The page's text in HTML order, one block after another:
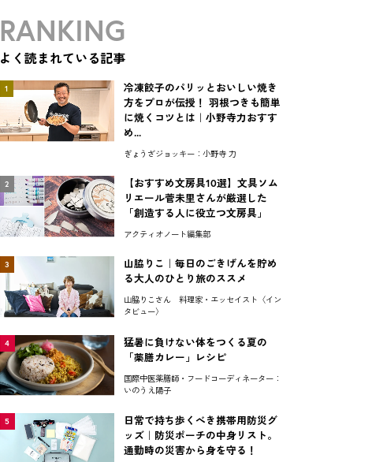
RANKING
よく読まれている記事
1
冷凍餃子のパリッとおいしい焼き
方をプロが伝授！ 羽根つきも簡単
に焼くコツとは｜小野寺力おすす
め...
ぎょうざジョッキー：小野寺 力
2
【おすすめ文房具10選】文具ソム
リエール菅未里さんが厳選した
「創造する人に役立つ文房具」
アクティオノート編集部
3
山脇りこ｜毎日のごきげんを貯め
る大人のひとり旅のススメ
山脇りこさん 料理家・エッセイスト〈イン
タビュー〉
4
猛暑に負けない体をつくる夏の
「薬膳カレー」レシピ
国際中医薬膳師・フードコーディネーター：
いのうえ陽子
5
日常で持ち歩くべき携帯用防災グ
ッズ｜防災ポーチの中身リスト。
通勤時の災害から身を守る！